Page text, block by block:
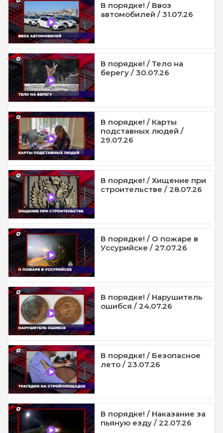
В порядке! / Ввоз
автомобилей / 31.07.26
В порядке! / Тело на
берегу / 30.07.26
В порядке! / Карты
подставных людей /
29.07.26
В порядке! / Хищение при
строительстве / 28.07.26
В порядке! / О пожаре в
Уссурийске / 27.07.26
В порядке! / Нарушитель
ошибся / 24.07.26
В порядке! / Безопасное
лето / 23.07.26
В порядке! / Наказание за
пьяную езду / 22.07.26